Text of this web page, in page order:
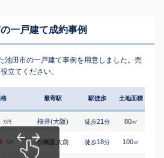
一戸建て成約事例
池田市の一戸建て事例を用意しました。売
立てください。
最寄駅 駅徒歩 土地面積
万円 桜井(大阪) 徒歩21分 80㎡
万円 石橋阪大前 徒歩18分 100㎡